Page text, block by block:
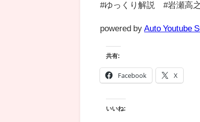
#ゆっくり解説 #岩瀬高之
powered by Auto Youtube
共有:
Facebook X
いいね: